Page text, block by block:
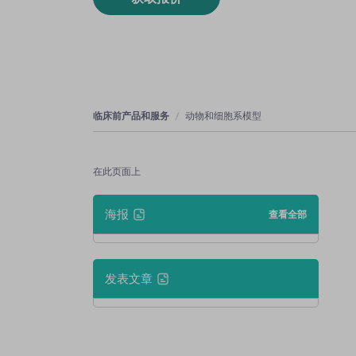
临床前产品和服务 动物和细胞系模型
在此页面上
海报 查看全部
发表文章